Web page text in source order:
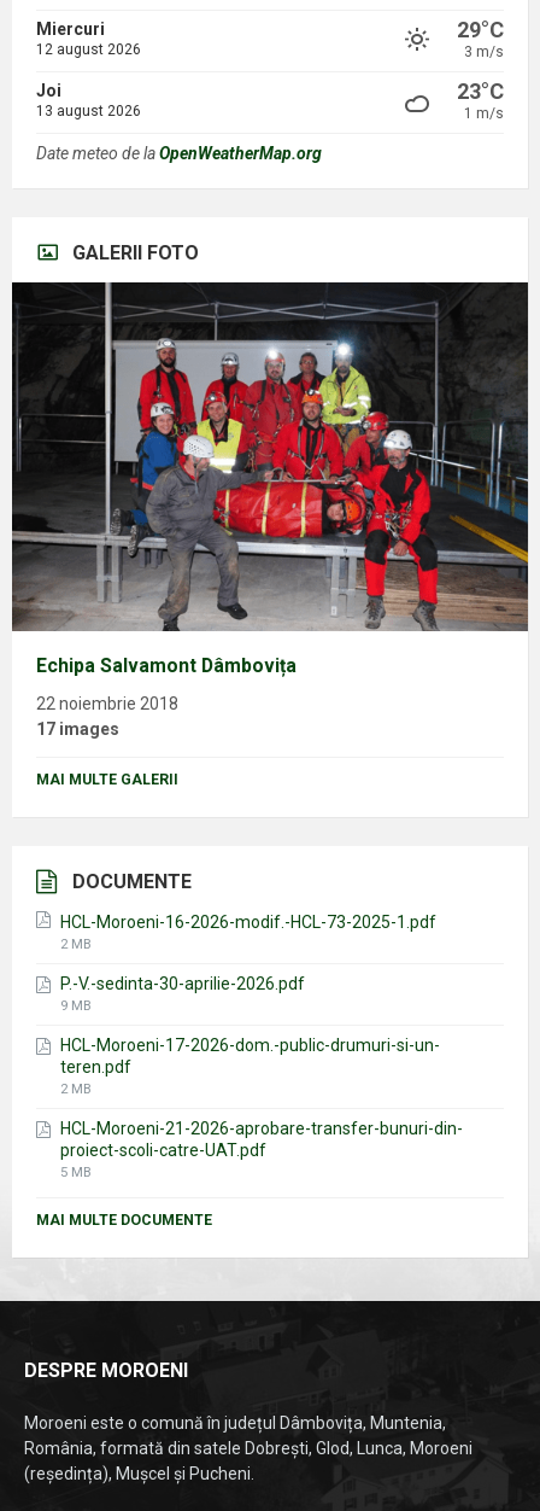
Miercuri
12 august 2026
29°C
3 m/s
Joi
13 august 2026
23°C
1 m/s
Date meteo de laOpenWeatherMap.org
GALERII FOTO
Echipa Salvamont Dâmbovița
22 noiembrie 2018
17 images
MAI MULTE GALERII
DOCUMENTE
HCL-Moroeni-16-2026-modif.-HCL-73-2025-1.pdf
File
2 MB
P.-V.-sedinta-30-aprilie-2026.pdf
File
9 MB
HCL-Moroeni-17-2026-dom.-public-drumuri-si-un-
teren.pdf
File
2 MB
HCL-Moroeni-21-2026-aprobare-transfer-bunuri-din-
proiect-scoli-catre-UAT.pdf
File
5 MB
MAI MULTE DOCUMENTE
DESPRE MOROENI
Moroeni este o comună în județul Dâmbovița, Muntenia,
România, formată din satele Dobrești, Glod, Lunca, Moroeni
(reședința), Mușcel și Pucheni.